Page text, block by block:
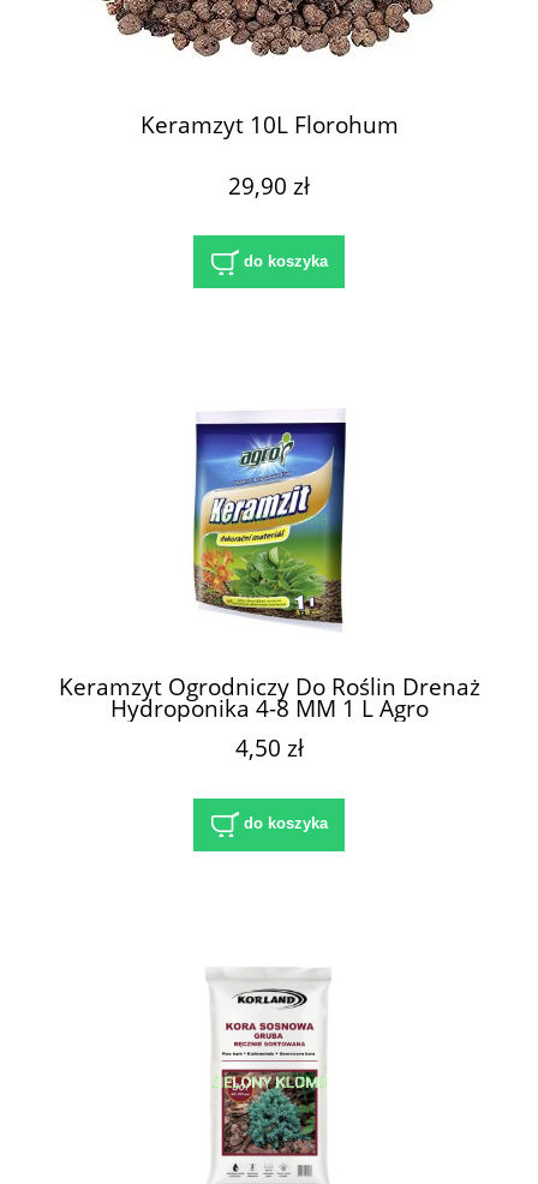
Keramzyt 10L Florohum
29,90 zł
do koszyka
Keramzyt Ogrodniczy Do Roślin Drenaż
Hydroponika 4-8 MM 1 L Agro
4,50 zł
do koszyka